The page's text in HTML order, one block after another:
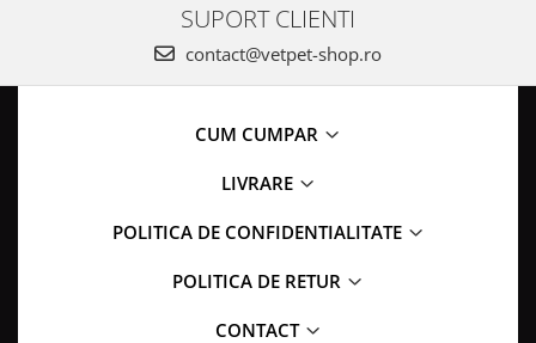
SUPORT CLIENTI
contact@vetpet-shop.ro
CUM CUMPAR
LIVRARE
POLITICA DE CONFIDENTIALITATE
POLITICA DE RETUR
CONTACT